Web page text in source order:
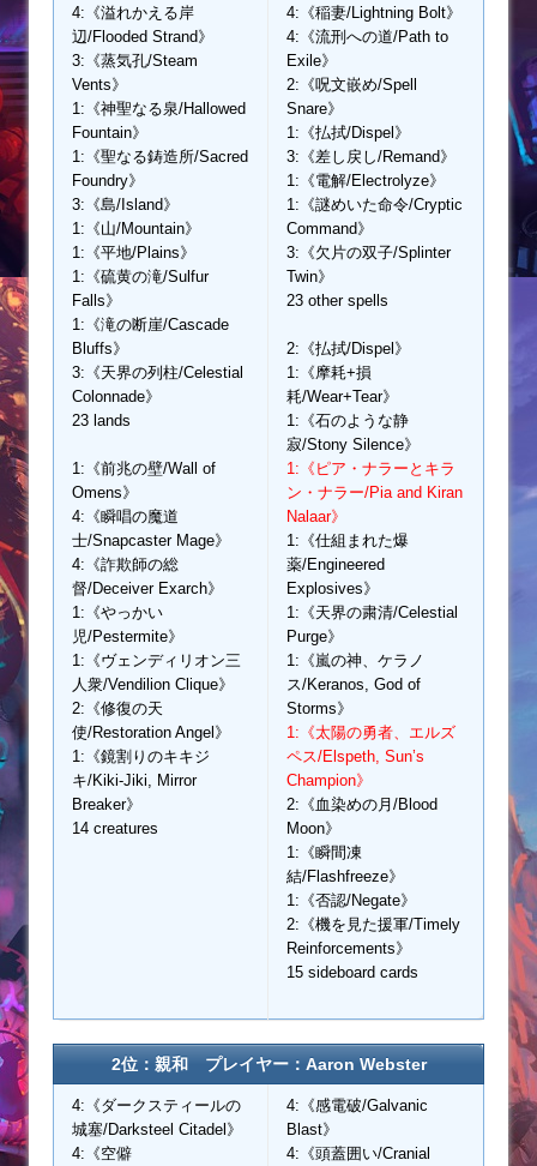
4:《溢れかえる岸
辺/Flooded Strand》
3:《蒸気孔/Steam
Vents》
1:《神聖なる泉/Hallowed
Fountain》
1:《聖なる鋳造所/Sacred
Foundry》
3:《島/Island》
1:《山/Mountain》
1:《平地/Plains》
1:《硫黄の滝/Sulfur
Falls》
1:《滝の断崖/Cascade
Bluffs》
3:《天界の列柱/Celestial
Colonnade》
23 lands
1:《前兆の壁/Wall of
Omens》
4:《瞬唱の魔道
士/Snapcaster Mage》
4:《詐欺師の総
督/Deceiver Exarch》
1:《やっかい
児/Pestermite》
1:《ヴェンディリオン三
人衆/Vendilion Clique》
2:《修復の天
使/Restoration Angel》
1:《鏡割りのキキジ
キ/Kiki-Jiki, Mirror
Breaker》
14 creatures
4:《稲妻/Lightning Bolt》
4:《流刑への道/Path to
Exile》
2:《呪文嵌め/Spell
Snare》
1:《払拭/Dispel》
3:《差し戻し/Remand》
1:《電解/Electrolyze》
1:《謎めいた命令/Cryptic
Command》
3:《欠片の双子/Splinter
Twin》
23 other spells
2:《払拭/Dispel》
1:《摩耗+損
耗/Wear+Tear》
1:《石のような静
寂/Stony Silence》
1:《ピア・ナラーとキラ
ン・ナラー/Pia and Kiran
Nalaar》
1:《仕組まれた爆
薬/Engineered
Explosives》
1:《天界の粛清/Celestial
Purge》
1:《嵐の神、ケラノ
ス/Keranos, God of
Storms》
1:《太陽の勇者、エルズ
ペス/Elspeth, Sun’s
Champion》
2:《血染めの月/Blood
Moon》
1:《瞬間凍
結/Flashfreeze》
1:《否認/Negate》
2:《機を見た援軍/Timely
Reinforcements》
15 sideboard cards
2位：親和 プレイヤー：Aaron Webster
4:《ダークスティールの
城塞/Darksteel Citadel》
4:《空僻
4:《感電破/Galvanic
Blast》
4:《頭蓋囲い/Cranial